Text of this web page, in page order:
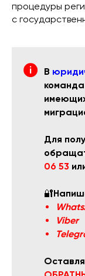
процедуры
с
В
Для
06 53
🔐
Viber